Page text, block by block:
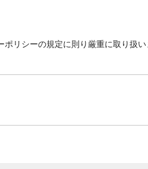
リシーの規定に則り厳重に取り扱い